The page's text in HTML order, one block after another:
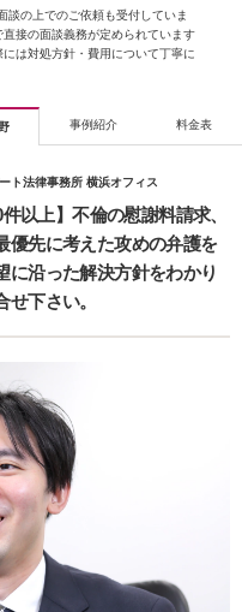
談の上でのご依頼も受付していま
接の面談義務が定められています
は対処方針・費用について丁寧に
事例紹介 料金表
ト法律事務所 横浜オフィス
以上】不倫の慰謝料請求、
優先に考えた攻めの弁護を
に沿った解決方針をわかり
下さい。